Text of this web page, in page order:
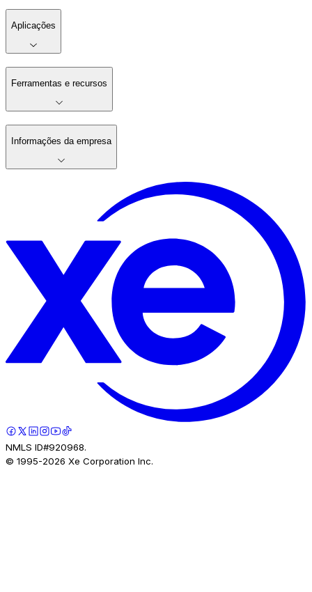
Aplicações
Ferramentas e recursos
Informações da empresa
NMLS ID#920968.
© 1995-2026 Xe Corporation Inc.